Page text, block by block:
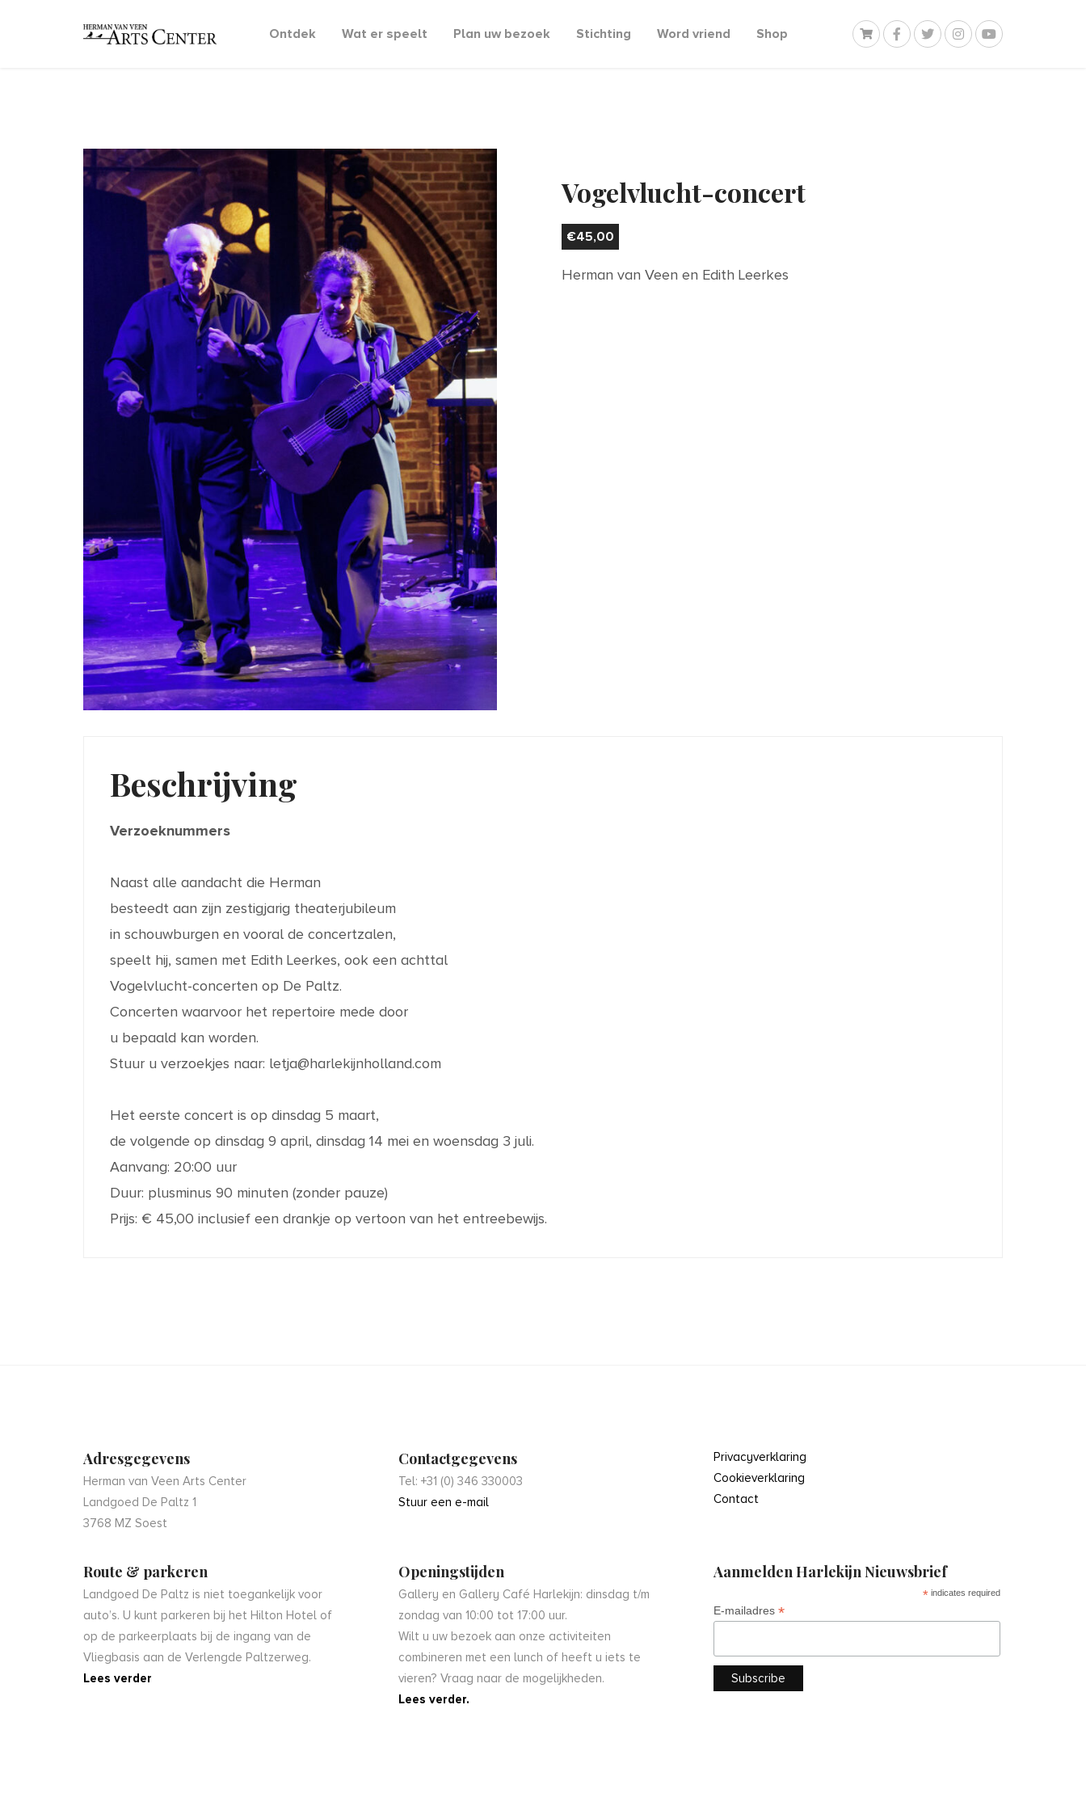
Ontdek Wat er speelt Plan uw bezoek Stichting Word vriend Shop
Vogelvlucht-concert
€45,00
Herman van Veen en Edith Leerkes
Beschrijving
Verzoeknummers
Naast alle aandacht die Herman
besteedt aan zijn zestigjarig theaterjubileum
in schouwburgen en vooral de concertzalen,
speelt hij, samen met Edith Leerkes, ook een achttal
Vogelvlucht-concerten op De Paltz.
Concerten waarvoor het repertoire mede door
u bepaald kan worden.
Stuur u verzoekjes naar: letja@harlekijnholland.com
Het eerste concert is op dinsdag 5 maart,
de volgende op dinsdag 9 april, dinsdag 14 mei en woensdag 3 juli.
Aanvang: 20:00 uur
Duur: plusminus 90 minuten (zonder pauze)
Prijs: € 45,00 inclusief een drankje op vertoon van het entreebewijs.
Adresgegevens
Herman van Veen Arts Center
Landgoed De Paltz 1
3768 MZ Soest
Route & parkeren
Landgoed De Paltz is niet toegankelijk voor
auto’s. U kunt parkeren bij het Hilton Hotel of
op de parkeerplaats bij de ingang van de
Vliegbasis aan de Verlengde Paltzerweg.
Lees verder
Contactgegevens
Tel: +31 (0) 346 330003
Stuur een e-mail
Openingstijden
Gallery en Gallery Café Harlekijn: dinsdag t/m
zondag van 10:00 tot 17:00 uur.
Wilt u uw bezoek aan onze activiteiten
combineren met een lunch of heeft u iets te
vieren? Vraag naar de mogelijkheden.
Lees verder.
Privacyverklaring
Cookieverklaring
Contact
Aanmelden Harlekijn Nieuwsbrief
* indicates required
E-mailadres *